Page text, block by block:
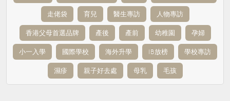
走佬袋 育兒 醫生專訪 人物專訪
香港父母首選品牌 產後 產前 幼稚園 孕婦
小一入學 國際學校 海外升學 IB放榜 學校專訪
濕疹 親子好去處 母乳 毛孩